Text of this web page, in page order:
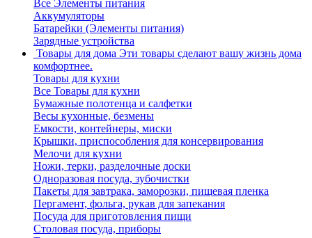
Все Элементы питания
Аккумуляторы
Батарейки (Элементы питания)
Зарядные устройства
Товары для дома Эти товары сделают вашу жизнь дома
комфортнее.
Товары для кухни
Все Товары для кухни
Бумажные полотенца и салфетки
Весы кухонные, безмены
Емкости, контейнеры, миски
Крышки, приспособления для консервирования
Мелочи для кухни
Ножи, терки, разделочные доски
Одноразовая посуда, зубочистки
Пакеты для завтрака, заморозки, пищевая пленка
Пергамент, фольга, рукав для запекания
Посуда для приготовления пищи
Столовая посуда, приборы